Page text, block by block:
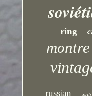
ring
montre
russian